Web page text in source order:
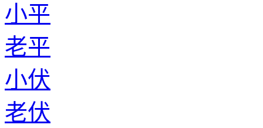
小平
老平
小伏
老伏